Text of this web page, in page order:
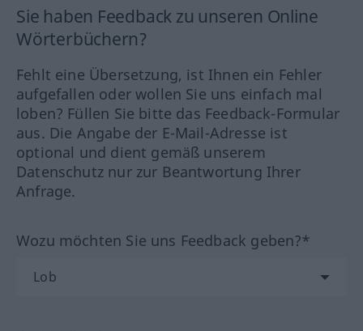
Sie haben Feedback zu unseren Online
Wörterbüchern?
Fehlt eine Übersetzung, ist Ihnen ein Fehler
aufgefallen oder wollen Sie uns einfach mal
loben? Füllen Sie bitte das Feedback-Formular
aus. Die Angabe der E-Mail-Adresse ist
optional und dient gemäß unserem
Datenschutz nur zur Beantwortung Ihrer
Anfrage.
Wozu möchten Sie uns Feedback geben?*